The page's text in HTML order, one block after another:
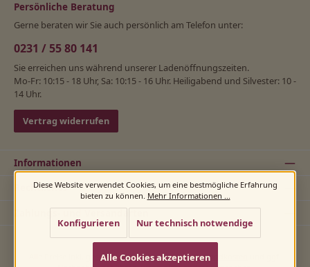
Persönliche Beratung
Gerne beraten wir Sie auch persönlich am Telefon unter:
0231 / 55 80 141
Sie erreichen uns während unserer Ladenöffnungszeiten.
Mo-Fr: 10:15 - 18 Uhr, Sa: 10:15 - 16 Uhr. Heiligabend und Silvester: 10 -
14 Uhr.
Vertrag widerrufen
Informationen
Rechtliches
Alle Preise inkl. gesetzl. Mehrwertsteuer zzgl.Versandkosten
Diese Website verwendet Cookies, um eine bestmögliche Erfahrung
bieten zu können. Mehr Informationen ...
Nur technisch notwendige
Konfigurieren
Alle Cookies akzeptieren